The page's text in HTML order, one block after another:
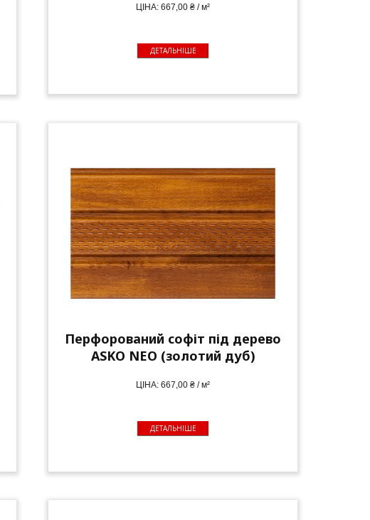
ЦІНА: 667,00 ₴ / м²
ДЕТАЛЬНІШЕ
Перфорований софіт під дерево
ASKO NEO (золотий дуб)
ЦІНА: 667,00 ₴ / м²
ДЕТАЛЬНІШЕ